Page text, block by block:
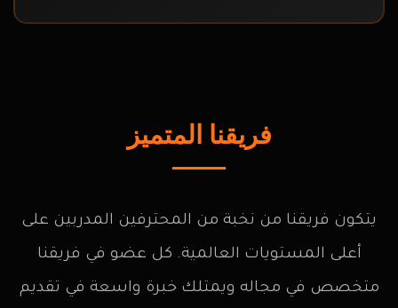
فريقنا المتميز
يتكون فريقنا من نخبة من المحترفين المدربين على
أعلى المستويات العالمية. كل عضو في فريقنا
متخصص في مجاله ويمتلك خبرة واسعة في تقديم